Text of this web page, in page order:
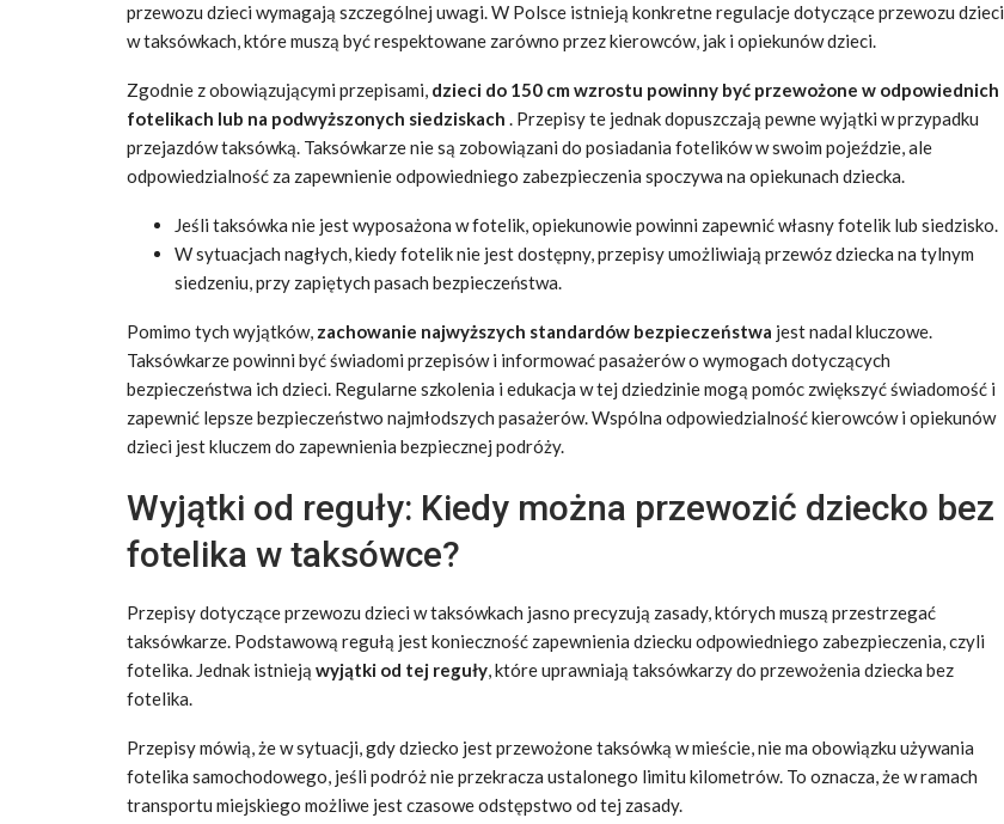
przewozu dzieci wymagają szczególnej uwagi. W Polsce istnieją konkretne regulacje dotyczące przewozu dzieci
w taksówkach, które muszą być respektowane zarówno przez kierowców, jak i opiekunów dzieci.
Zgodnie z obowiązującymi przepisami, dzieci do 150 cm wzrostu powinny być przewożone w odpowiednich
fotelikach lub na podwyższonych siedziskach . Przepisy te jednak dopuszczają pewne wyjątki w przypadku
przejazdów taksówką. Taksówkarze nie są zobowiązani do posiadania fotelików w swoim pojeździe, ale
odpowiedzialność za zapewnienie odpowiedniego zabezpieczenia spoczywa na opiekunach dziecka.
Jeśli taksówka nie jest wyposażona w fotelik, opiekunowie powinni zapewnić własny fotelik lub siedzisko.
W sytuacjach nagłych, kiedy fotelik nie jest dostępny, przepisy umożliwiają przewóz dziecka na tylnym
siedzeniu, przy zapiętych pasach bezpieczeństwa.
Pomimo tych wyjątków, zachowanie najwyższych standardów bezpieczeństwa jest nadal kluczowe.
Taksówkarze powinni być świadomi przepisów i informować pasażerów o wymogach dotyczących
bezpieczeństwa ich dzieci. Regularne szkolenia i edukacja w tej dziedzinie mogą pomóc zwiększyć świadomość i
zapewnić lepsze bezpieczeństwo najmłodszych pasażerów. Wspólna odpowiedzialność kierowców i opiekunów
dzieci jest kluczem do zapewnienia bezpiecznej podróży.
Wyjątki od reguły: Kiedy można przewozić dziecko bez
fotelika w taksówce?
Przepisy dotyczące przewozu dzieci w taksówkach jasno precyzują zasady, których muszą przestrzegać
taksówkarze. Podstawową regułą jest konieczność zapewnienia dziecku odpowiedniego zabezpieczenia, czyli
fotelika. Jednak istnieją wyjątki od tej reguły, które uprawniają taksówkarzy do przewożenia dziecka bez
fotelika.
Przepisy mówią, że w sytuacji, gdy dziecko jest przewożone taksówką w mieście, nie ma obowiązku używania
fotelika samochodowego, jeśli podróż nie przekracza ustalonego limitu kilometrów. To oznacza, że w ramach
transportu miejskiego możliwe jest czasowe odstępstwo od tej zasady.